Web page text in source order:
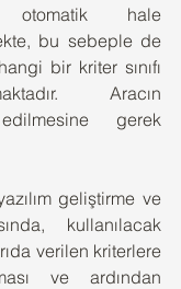
otomatik hale
bu sebeple de
bir kriter sınıfı
Aracın
gerek
geliştirme ve
kullanılacak
verilen kriterlere
ve ardından